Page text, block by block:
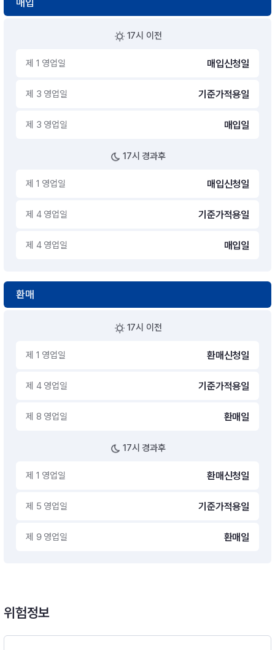
매입
17시 이전
제 1 영업일 매입신청일
제 3 영업일 기준가적용일
제 3 영업일 매입일
17시 경과후
제 1 영업일 매입신청일
제 4 영업일 기준가적용일
제 4 영업일 매입일
환매
17시 이전
제 1 영업일 환매신청일
제 4 영업일 기준가적용일
제 8 영업일 환매일
17시 경과후
제 1 영업일 환매신청일
제 5 영업일 기준가적용일
제 9 영업일 환매일
위험정보